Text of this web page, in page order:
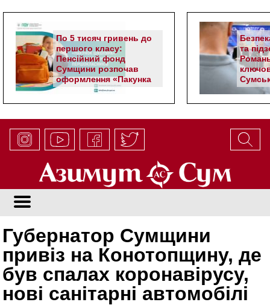
По 5 тисяч гривень до
першого класу:
Пенсійний фонд
Сумщини розпочав
оформлення «Пакунка
школяра»
та
Губернатор Сумщини
привіз на Конотопщину, де
був спалах коронавірусу,
нові санітарні автомобілі